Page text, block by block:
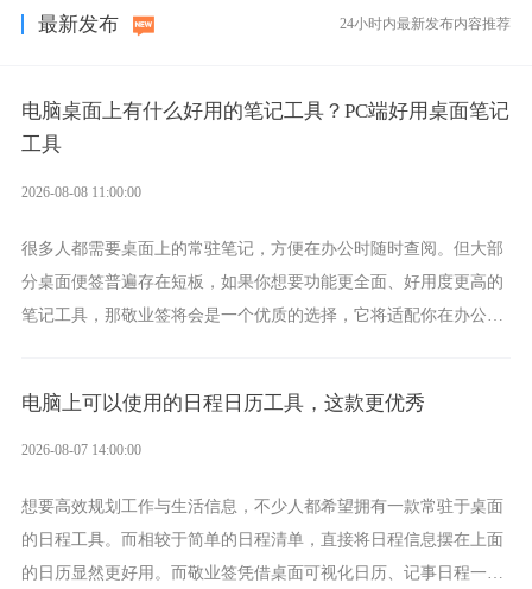
最新发布 24小时内最新发布内容推荐
电脑桌面上有什么好用的笔记工具？PC端好用桌面笔记
工具
2026-08-08 11:00:00
很多人都需要桌面上的常驻笔记，方便在办公时随时查阅。但大部
分桌面便签普遍存在短板，如果你想要功能更全面、好用度更高的
笔记工具，那敬业签将会是一个优质的选择，它将适配你在办公、
电脑上可以使用的日程日历工具，这款更优秀
2026-08-07 14:00:00
想要高效规划工作与生活信息，不少人都希望拥有一款常驻于桌面
的日程工具。而相较于简单的日程清单，直接将日程信息摆在上面
的日历显然更好用。而敬业签凭借桌面可视化日历、记事日程一体